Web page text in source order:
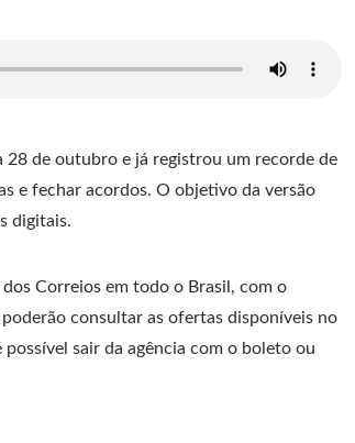
de outubro e já registrou um recorde de
e fechar acordos. O objetivo da versão
digitais.
Correios em todo o Brasil, com o
consultar as ofertas disponíveis no
sair da agência com o boleto ou